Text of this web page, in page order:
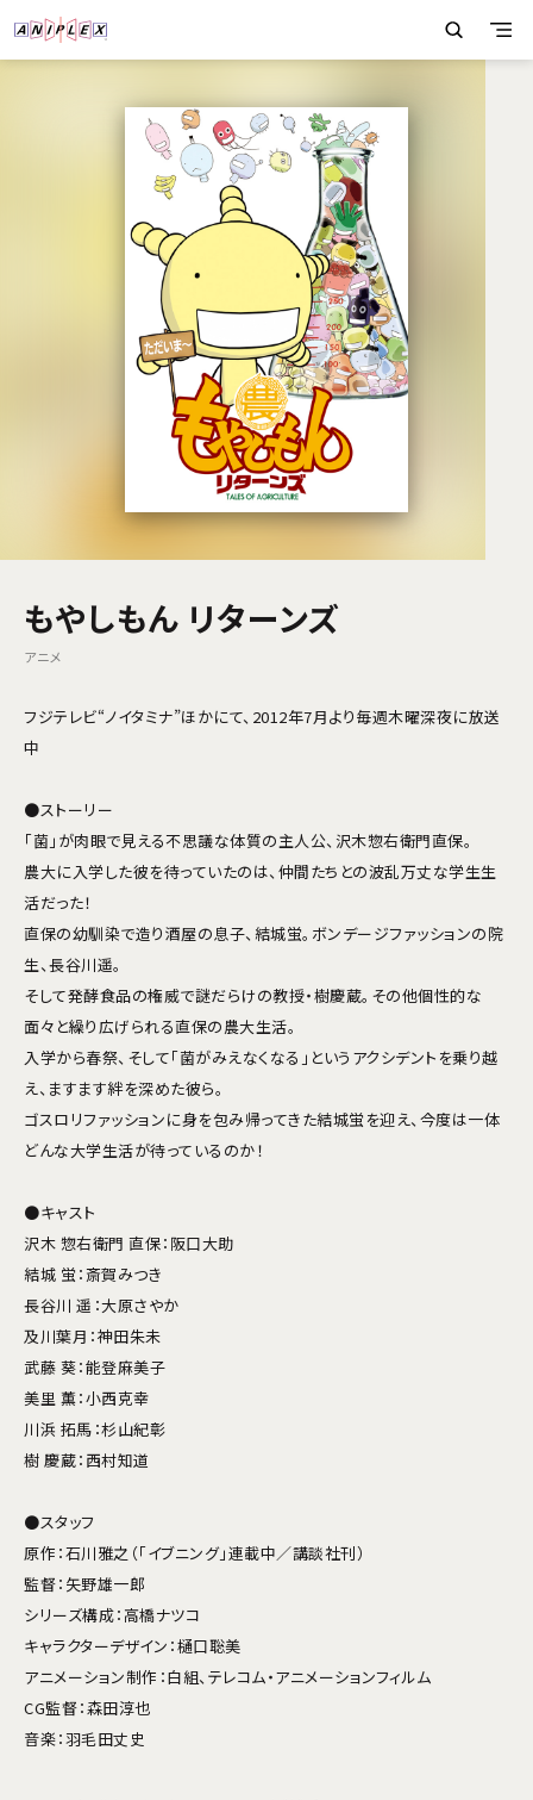
もやしもん リターンズ
アニメ
フジテレビ“ノイタミナ”ほかにて、2012年7月より毎週木曜深夜に放送
中
●ストーリー
「菌」が肉眼で見える不思議な体質の主人公、沢木惣右衛門直保。
農大に入学した彼を待っていたのは、仲間たちとの波乱万丈な学生生
活だった！
直保の幼馴染で造り酒屋の息子、結城蛍。ボンデージファッションの院
生、長谷川遥。
そして発酵食品の権威で謎だらけの教授・樹慶蔵。その他個性的な
面々と繰り広げられる直保の農大生活。
入学から春祭、そして「菌がみえなくなる」というアクシデントを乗り越
え、ますます絆を深めた彼ら。
ゴスロリファッションに身を包み帰ってきた結城蛍を迎え、今度は一体
どんな大学生活が待っているのか！
●キャスト
沢木 惣右衛門 直保：阪口大助
結城 蛍：斎賀みつき
長谷川 遥：大原さやか
及川葉月：神田朱未
武藤 葵：能登麻美子
美里 薫：小西克幸
川浜 拓馬：杉山紀彰
樹 慶蔵：西村知道
●スタッフ
原作：石川雅之（「イブニング」連載中／講談社刊）
監督：矢野雄一郎
シリーズ構成：高橋ナツコ
キャラクターデザイン：樋口聡美
アニメーション制作：白組、テレコム・アニメーションフィルム
CG監督：森田淳也
音楽：羽毛田丈史